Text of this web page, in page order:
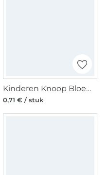
Kinderen Knoop Bloem, fuchsia 18 mm
0,71 € / stuk